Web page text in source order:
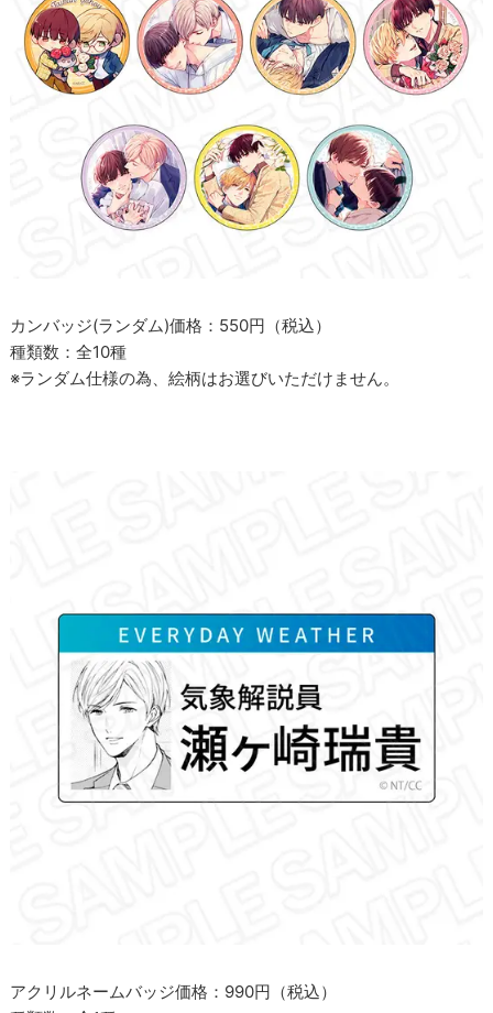
カンバッジ(ランダム)価格：550円（税込）
種類数：全10種
※ランダム仕様の為、絵柄はお選びいただけません。
アクリルネームバッジ価格：990円（税込）